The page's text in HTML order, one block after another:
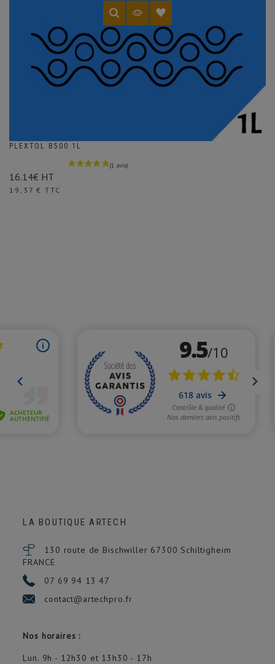
PLEXTOL B500 1L
16.14€ HT
Prix
19,37 € TTC
LA BOUTIQUE ARTECH
130 route de Bischwiller 67300 Schiltigheim
FRANCE
07 69 94 13 47
contact@artechpro.fr
Nos horaires :
Lun. 9h - 12h30 et 13h30 - 17h